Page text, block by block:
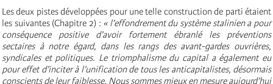
Les deux pistes développées pour une telle construction de parti étaient
les suivantes (Chapitre 2) : « l’effondrement du système stalinien a pour
conséquence positive d’avoir fortement ébranlé les préventions
sectaires à notre égard, dans les rangs des avant-gardes ouvrières,
syndicales et politiques. Le triomphalisme du capital a également eu
pour effet d’inciter à l’unification de tous les anticapitalistes, désormais
conscients de leur faiblesse. Nous sommes mieux en mesure aujourd’hui